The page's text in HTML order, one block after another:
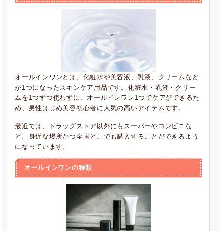
オールインワンとは、化粧水や美容液、乳液、クリームなど
が1つになったスキンケア用品です。化粧水・乳液・クリー
ムを1つずつ使わずに、オールインワン1つでケアができるた
め、男性はじめ美容初心者に人気の高いアイテムです。
最近では、ドラッグストア以外にもスーパーやコンビニな
ど、身近な場所かつ全国どこでも購入することができるよう
になっています。
オールインワンの種類